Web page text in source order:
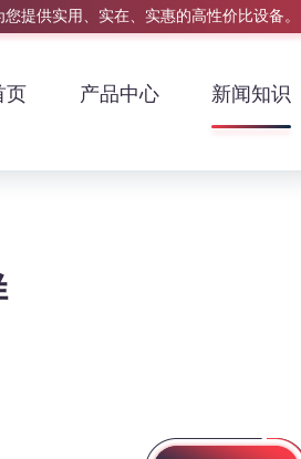
提供实用、实在、实惠的高性价比设备。
页 产品中心 新闻知识